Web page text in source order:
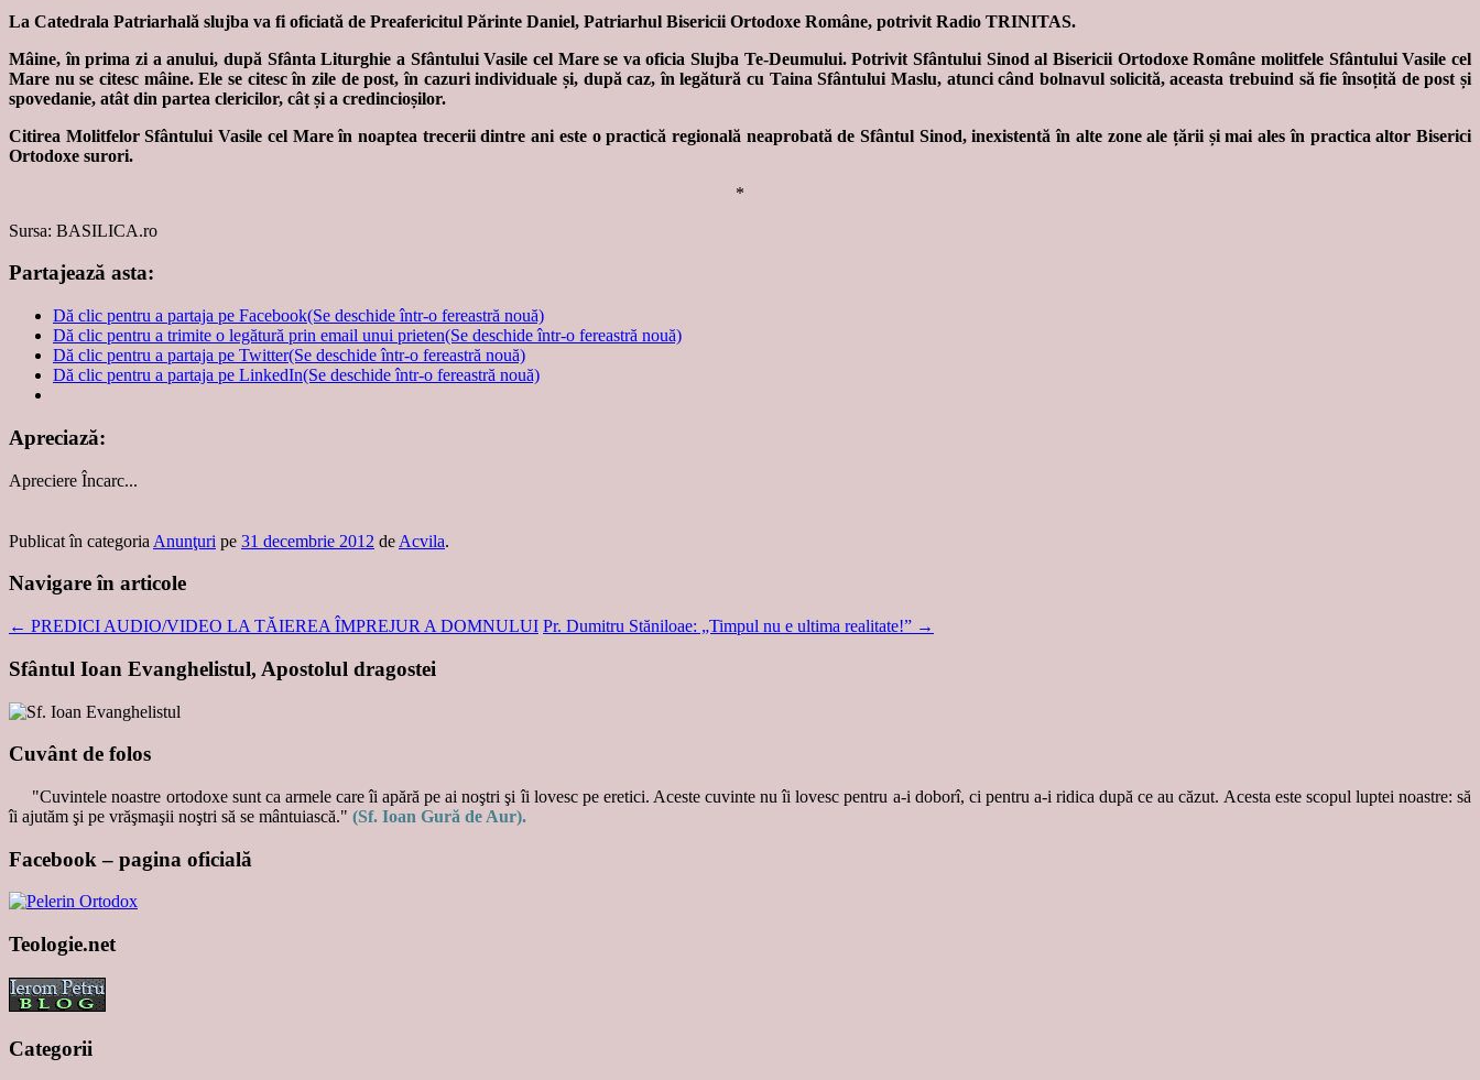
La Catedrala Patriarhală slujba va fi oficiată de Preafericitul Părinte Daniel, Patriarhul Bisericii Ortodoxe Române, potrivit Radio TRINITAS.
Mâine, în prima zi a anului, după Sfânta Liturghie a Sfântului Vasile cel Mare se va oficia Slujba Te-Deumului. Potrivit Sfântului Sinod al Bisericii Ortodoxe Române molitfele Sfântului Vasile cel
Mare nu se citesc mâine. Ele se citesc în zile de post, în cazuri individuale și, după caz, în legătură cu Taina Sfântului Maslu, atunci când bolnavul solicită, aceasta trebuind să fie însoțită de post și
spovedanie, atât din partea clericilor, cât și a credincioșilor.
Citirea Molitfelor Sfântului Vasile cel Mare în noaptea trecerii dintre ani este o practică regională neaprobată de Sfântul Sinod, inexistentă în alte zone ale țării și mai ales în practica altor Biserici
Ortodoxe surori.
*
Sursa: BASILICA.ro
Partajează asta:
Dă clic pentru a partaja pe Facebook(Se deschide într-o fereastră nouă)
Dă clic pentru a trimite o legătură prin email unui prieten(Se deschide într-o fereastră nouă)
Dă clic pentru a partaja pe Twitter(Se deschide într-o fereastră nouă)
Dă clic pentru a partaja pe LinkedIn(Se deschide într-o fereastră nouă)
Apreciază:
Apreciere Încarc...
Publicat în categoria Anunţuri pe 31 decembrie 2012 de Acvila.
Navigare în articole
← PREDICI AUDIO/VIDEO LA TĂIEREA ÎMPREJUR A DOMNULUI Pr. Dumitru Stăniloae: „Timpul nu e ultima realitate!” →
Sfântul Ioan Evanghelistul, Apostolul dragostei
Cuvânt de folos
"Cuvintele noastre ortodoxe sunt ca armele care îi apără pe ai noştri şi îi lovesc pe eretici. Aceste cuvinte nu îi lovesc pentru a-i doborî, ci pentru a-i ridica după ce au căzut. Acesta este scopul luptei noastre: să
îi ajutăm şi pe vrăşmaşii noştri să se mântuiască." (Sf. Ioan Gură de Aur).
Facebook – pagina oficială
Teologie.net
Categorii